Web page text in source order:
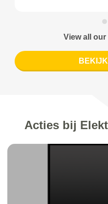
View all our
Acties bij